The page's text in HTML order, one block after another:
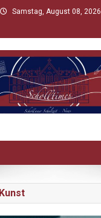
Samstag, August 08, 2026
Kunst